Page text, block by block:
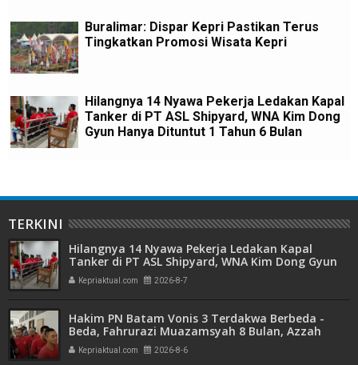
Buralimar: Dispar Kepri Pastikan Terus
Tingkatkan Promosi Wisata Kepri
Hilangnya 14 Nyawa Pekerja Ledakan Kapal
Tanker di PT ASL Shipyard, WNA Kim Dong
Gyun Hanya Dituntut 1 Tahun 6 Bulan
TERKINI
Hilangnya 14 Nyawa Pekerja Ledakan Kapal
Tanker di PT ASL Shipyard, WNA Kim Dong Gyun
Hanya Dituntut 1 Tahun 6 Bulan
Kepriaktual.com 2026-8-7
Hakim PN Batam Vonis 3 Terdakwa Berbeda -
Beda, Fahrurazi Muazamsyah 8 Bulan, Azzah
Azzurah dan Risma Divonis 2 Tahun 6 Bulan
Kepriaktual.com 2026-8-6